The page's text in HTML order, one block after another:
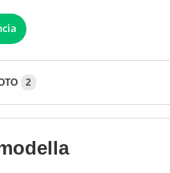
2